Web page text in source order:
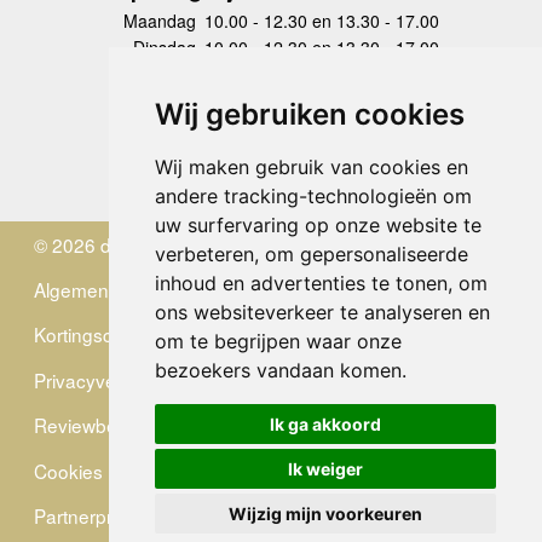
Wij gebruiken cookies
Wij maken gebruik van cookies en
andere tracking-technologieën om
uw surfervaring op onze website te
verbeteren, om gepersonaliseerde
inhoud en advertenties te tonen, om
ons websiteverkeer te analyseren en
om te begrijpen waar onze
bezoekers vandaan komen.
Ik ga akkoord
Ik weiger
Wijzig mijn voorkeuren
Maandag 10.00 - 12.30 en 13.30 - 17.00
Dinsdag 10.00 - 12.30 en 13.30 - 17.00
Donderdag
10.00 - 12.30 en 13.30 - 17.00
Vrijdag 10.00 - 12.30 en 13.30 - 17.00
Zaterdag
gesloten
Zondag gesloten
© 2026 de Zwerver
Algemene Voorwaarden
Kortingscode
Privacyverklaring
Reviewbeleid
Cookies
Partnerprogramma